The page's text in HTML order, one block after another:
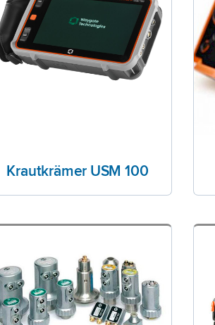
Krautkrämer USM 100